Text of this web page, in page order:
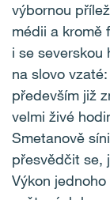
výbornou
médii a kromě
i se severskou
na slovo
především již
velmi živé
Smetanově
přesvědčit se,
Výkon